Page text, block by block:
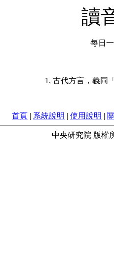
讀
每日
1. 古代方言，義
首頁 | 系統說明 | 使用說明 |
中央研究院 版權